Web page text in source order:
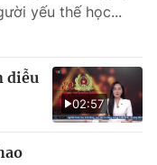
yếu thế học...
02:57
diễu